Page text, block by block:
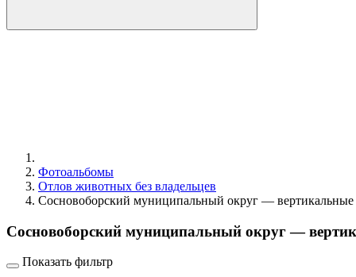
Фотоальбомы
Отлов животных без владельцев
Сосновоборский муниципальный округ — вертикальные
Сосновоборский муниципальный округ —
Показать фильтр